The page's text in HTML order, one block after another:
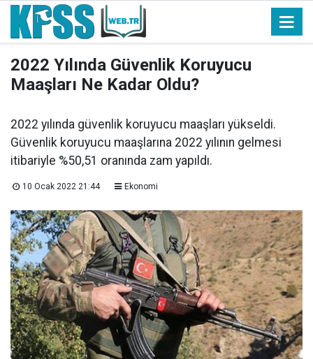
2022 Yılında Güvenlik Koruyucu
Maaşları Ne Kadar Oldu?
2022 yılında güvenlik koruyucu maaşları yükseldi.
Güvenlik koruyucu maaşlarına 2022 yılının gelmesi
itibariyle %50,51 oranında zam yapıldı.
10 Ocak 2022 21:44 Ekonomi